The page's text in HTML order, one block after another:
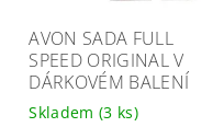
AVON SADA FULL
SPEED ORIGINAL V
DÁRKOVÉM BALENÍ
Skladem (3 ks)